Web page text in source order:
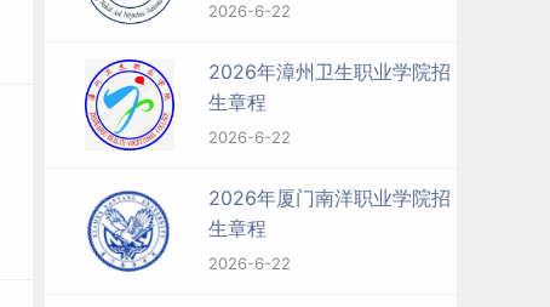
2026-6-22
2026年漳州卫生职业学院招
生章程
2026-6-22
2026年厦门南洋职业学院招
生章程
2026-6-22